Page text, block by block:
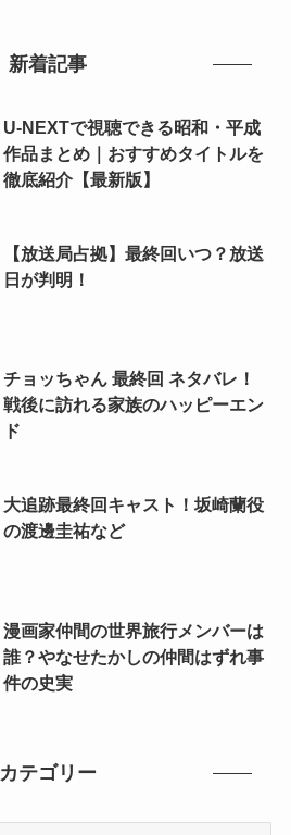
新着記事
U-NEXTで視聴できる昭和・平成
作品まとめ｜おすすめタイトルを
徹底紹介【最新版】
【放送局占拠】最終回いつ？放送
日が判明！
チョッちゃん 最終回 ネタバレ！
戦後に訪れる家族のハッピーエン
ド
大追跡最終回キャスト！坂崎蘭役
の渡邊圭祐など
漫画家仲間の世界旅行メンバーは
誰？やなせたかしの仲間はずれ事
件の史実
カテゴリー